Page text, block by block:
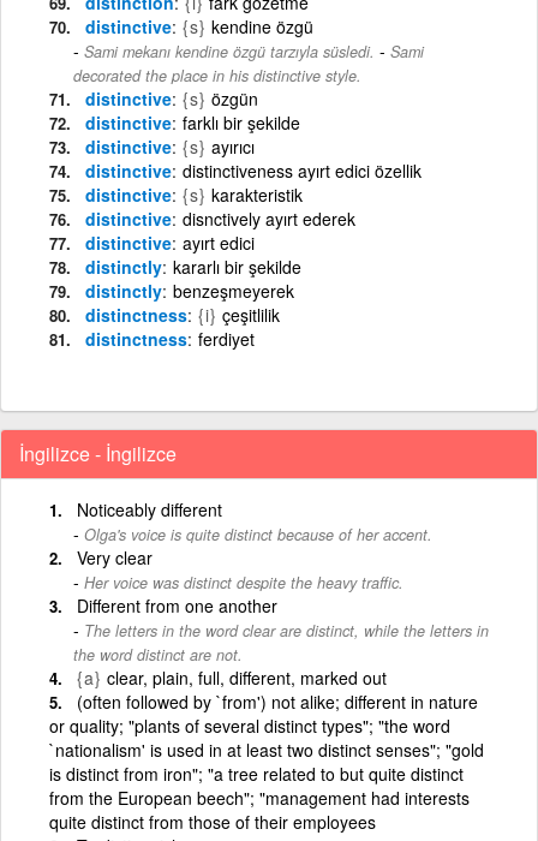
distinctive {s} kendine özgü
Sami mekanı kendine özgü tarzıyla süsledi. - Sami
decorated the place in his distinctive style.
distinctive {s} özgün
distinctive farklı bir şekilde
distinctive {s} ayırıcı
distinctive distinctiveness ayırt edici özellik
distinctive {s} karakteristik
distinctive disnctively ayırt ederek
distinctive ayırt edici
distinctly kararlı bir şekilde
distinctly benzeşmeyerek
distinctness {i} çeşitlilik
distinctness ferdiyet
İngilizce - İngilizce
Noticeably different
Olga's voice is quite distinct because of her accent.
Very clear
Her voice was distinct despite the heavy traffic.
Different from one another
The letters in the word clear are distinct, while the letters in
the word distinct are not.
{a} clear, plain, full, different, marked out
(often followed by `from') not alike; different in nature
or quality; "plants of several distinct types"; "the word
`nationalism' is used in at least two distinct senses"; "gold
is distinct from iron"; "a tree related to but quite distinct
from the European beech"; "management had interests
quite distinct from those of their employees